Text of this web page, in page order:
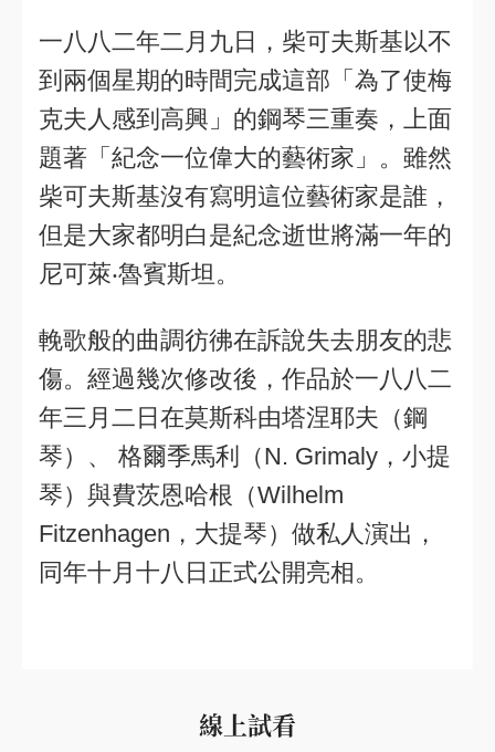
一八八二年二月九日，柴可夫斯基以不
到兩個星期的時間完成這部「為了使梅
克夫人感到高興」的鋼琴三重奏，上面
題著「紀念一位偉大的藝術家」。雖然
柴可夫斯基沒有寫明這位藝術家是誰，
但是大家都明白是紀念逝世將滿一年的
尼可萊‧魯賓斯坦。
輓歌般的曲調彷彿在訴說失去朋友的悲
傷。經過幾次修改後，作品於一八八二
年三月二日在莫斯科由塔涅耶夫（鋼
琴）、 格爾季馬利（N. Grimaly，小提
琴）與費茨恩哈根（Wilhelm
Fitzenhagen，大提琴）做私人演出，
同年十月十八日正式公開亮相。
線上試看